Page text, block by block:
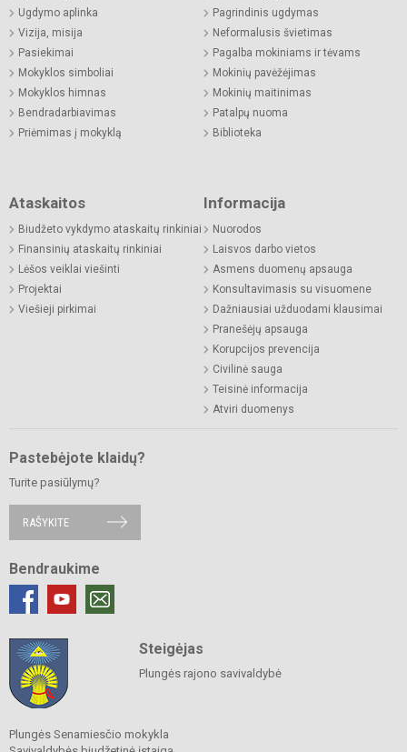
Ugdymo aplinka
Vizija, misija
Pasiekimai
Mokyklos simboliai
Mokyklos himnas
Bendradarbiavimas
Priėmimas į mokyklą
Pagrindinis ugdymas
Neformalusis švietimas
Pagalba mokiniams ir tėvams
Mokinių pavėžėjimas
Mokinių maitinimas
Patalpų nuoma
Biblioteka
Ataskaitos
Biudžeto vykdymo ataskaitų rinkiniai
Finansinių ataskaitų rinkiniai
Lėšos veiklai viešinti
Projektai
Viešieji pirkimai
Informacija
Nuorodos
Laisvos darbo vietos
Asmens duomenų apsauga
Konsultavimasis su visuomene
Dažniausiai užduodami klausimai
Pranešėjų apsauga
Korupcijos prevencija
Civilinė sauga
Teisinė informacija
Atviri duomenys
Pastebėjote klaidų?
Turite pasiūlymų?
RAŠYKITE
Bendraukime
Steigėjas
Plungės rajono savivaldybė
Plungės Senamiesčio mokykla